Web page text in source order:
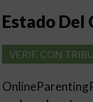
Estado Del
VERIF. CON